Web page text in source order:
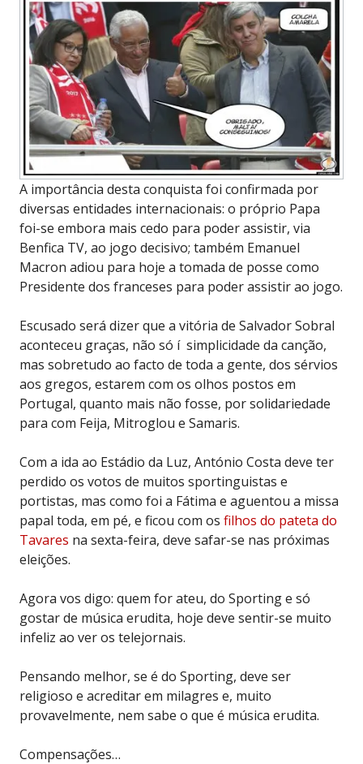
A importância desta conquista foi confirmada por
diversas entidades internacionais: o próprio Papa
foi-se embora mais cedo para poder assistir, via
Benfica TV, ao jogo decisivo; também Emanuel
Macron adiou para hoje a tomada de posse como
Presidente dos franceses para poder assistir ao jogo.
Escusado será dizer que a vitória de Salvador Sobral
aconteceu graças, não só í simplicidade da canção,
mas sobretudo ao facto de toda a gente, dos sérvios
aos gregos, estarem com os olhos postos em
Portugal, quanto mais não fosse, por solidariedade
para com Feija, Mitroglou e Samaris.
Com a ida ao Estádio da Luz, António Costa deve ter
perdido os votos de muitos sportinguistas e
portistas, mas como foi a Fátima e aguentou a missa
papal toda, em pé, e ficou com os filhos do pateta do
Tavares na sexta-feira, deve safar-se nas próximas
eleições.
Agora vos digo: quem for ateu, do Sporting e só
gostar de música erudita, hoje deve sentir-se muito
infeliz ao ver os telejornais.
Pensando melhor, se é do Sporting, deve ser
religioso e acreditar em milagres e, muito
provavelmente, nem sabe o que é música erudita.
Compensações…